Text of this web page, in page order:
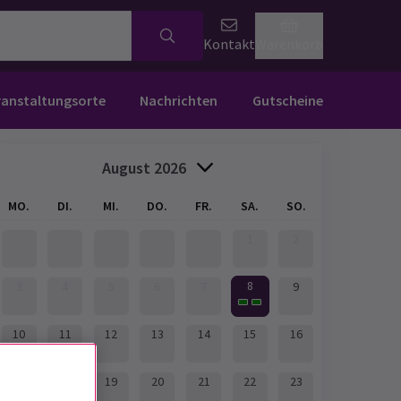
Kontakt
Nachrichten Gutscheine
August 2026
MO. DI. MI. DO. FR. SA. SO.
8 9
10 11 12 13 14 15 16
19 20 21 22 23